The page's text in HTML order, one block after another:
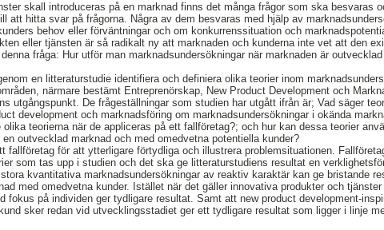
skall introduceras på en marknad finns det många frågor som ska besvaras
att hitta svar på frågorna. Några av dem besvaras med hjälp av
behov eller förväntningar och om konkurrenssituation och
eller tjänsten är så radikalt ny att marknaden och kunderna inte vet att den
fråga: Hur utför man marknadsundersökningar när marknaden är
en litteraturstudie identifiera och definiera olika teorier inom
närmare bestämt Entreprenörskap, New Product Development och
utgångspunkt. De frågeställningar som studien har utgått ifrån är; Vad säger
development och marknadsföring om marknadsundersökningar i okända
teorierna när de appliceras på ett fallföretag?; och hur kan dessa teorier
outvecklad marknad och med omedvetna potentiella kunder?
fallföretag för att ytterligare förtydliga och illustrera problemsituationen.
som tas upp i studien och det ska ge litteraturstudiens resultat en
kvantitativa marknadsundersökningar av reaktiv karaktär kan ge bristande
med omedvetna kunder. Istället när det gäller innovativa produkter och
fokus på individen ger tydligare resultat. Samt att new product development-
sker redan vid utvecklingsstadiet ger ett tydligare resultat som ligger i linje